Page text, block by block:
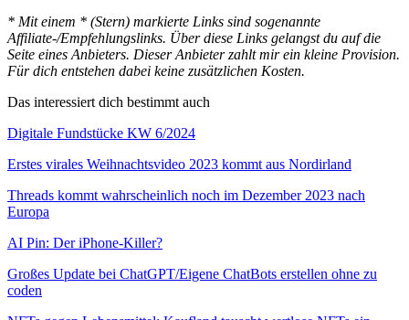
* Mit einem * (Stern) markierte Links sind sogenannte
Affiliate-/Empfehlungslinks. Über diese Links gelangst du auf die
Seite eines Anbieters. Dieser Anbieter zahlt mir ein kleine Provision.
Für dich entstehen dabei keine zusätzlichen Kosten.
Das interessiert dich bestimmt auch
Digitale Fundstücke KW 6/2024
Erstes virales Weihnachtsvideo 2023 kommt aus Nordirland
Threads kommt wahrscheinlich noch im Dezember 2023 nach
Europa
AI Pin: Der iPhone-Killer?
Großes Update bei ChatGPT/Eigene ChatBots erstellen ohne zu
coden